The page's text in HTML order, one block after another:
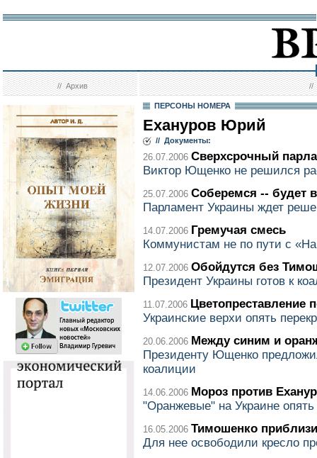
//Архив //
ПЕРСОНЫ НОМЕРА
Ехануров Юрий
// Документы:
26.07.2006 Сверхсрочный
Виктор Ющенко не решился
25.07.2006 Соберемся -- будет
Парламент Украины ждет
14.07.2006 Гремучая смесь
Коммунистам не по пути с
12.07.2006 Обойдутся без
Президент Украины готов к
11.07.2006 Цветопреставление
Украинские верхи опять
20.06.2006 Между синим и
Президенту Ющенко
коалиции
14.06.2006 Мороз против
"Оранжевые" на Украине опять
16.05.2006 Тимошенко
Для нее освободили кресло